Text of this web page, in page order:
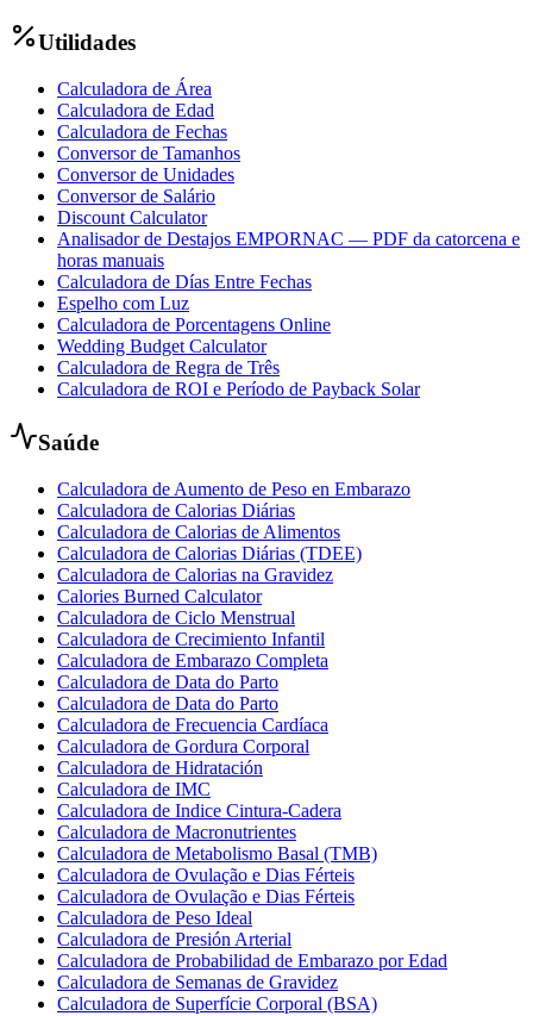
Utilidades
Calculadora de Área
Calculadora de Edad
Calculadora de Fechas
Conversor de Tamanhos
Conversor de Unidades
Conversor de Salário
Discount Calculator
Analisador de Destajos EMPORNAC — PDF da catorcena e
horas manuais
Calculadora de Días Entre Fechas
Espelho com Luz
Calculadora de Porcentagens Online
Wedding Budget Calculator
Calculadora de Regra de Três
Calculadora de ROI e Período de Payback Solar
Saúde
Calculadora de Aumento de Peso en Embarazo
Calculadora de Calorias Diárias
Calculadora de Calorias de Alimentos
Calculadora de Calorias Diárias (TDEE)
Calculadora de Calorias na Gravidez
Calories Burned Calculator
Calculadora de Ciclo Menstrual
Calculadora de Crecimiento Infantil
Calculadora de Embarazo Completa
Calculadora de Data do Parto
Calculadora de Data do Parto
Calculadora de Frecuencia Cardíaca
Calculadora de Gordura Corporal
Calculadora de Hidratación
Calculadora de IMC
Calculadora de Indice Cintura-Cadera
Calculadora de Macronutrientes
Calculadora de Metabolismo Basal (TMB)
Calculadora de Ovulação e Dias Férteis
Calculadora de Ovulação e Dias Férteis
Calculadora de Peso Ideal
Calculadora de Presión Arterial
Calculadora de Probabilidad de Embarazo por Edad
Calculadora de Semanas de Gravidez
Calculadora de Superfície Corporal (BSA)